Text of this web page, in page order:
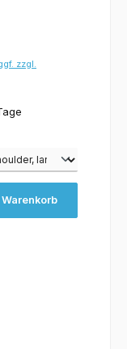
zzgl.